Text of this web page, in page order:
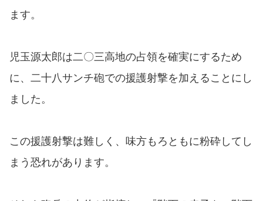
ます。
児玉源太郎は二〇三高地の占領を確実にするため
に、二十八サンチ砲での援護射撃を加えることにし
ました。
この援護射撃は難しく、味方もろともに粉砕してし
まう恐れがあります。